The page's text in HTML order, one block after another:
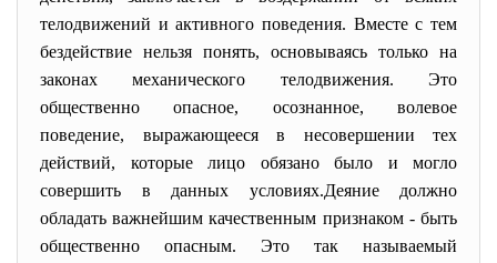
телодвижений и активного поведения. Вместе с тем
бездействие нельзя понять, основываясь только на
законах механического телодвижения. Это
общественно опасное, осознанное, волевое
поведение, выражающееся в несовершении тех
действий, которые лицо обязано было и могло
совершить в данных условиях.Деяние должно
обладать важнейшим качественным признаком - быть
общественно опасным. Это так называемый